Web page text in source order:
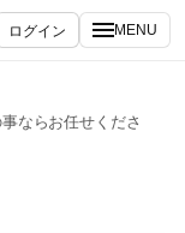
ログイン MENU
ならお任せくださ